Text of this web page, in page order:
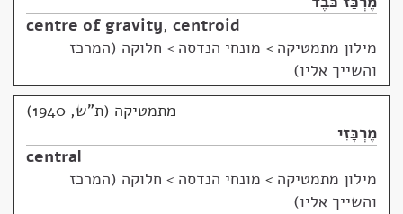
centre of gravity, centroid
מילון מתמטיקה > מונחי הנדסה > חלוקה (המרכז
והשייך אליו)
מתמטיקה (ת"ש, 1940)
מֶרְכָּזִי
central
מילון מתמטיקה > מונחי הנדסה > חלוקה (המרכז
והשייך אליו)